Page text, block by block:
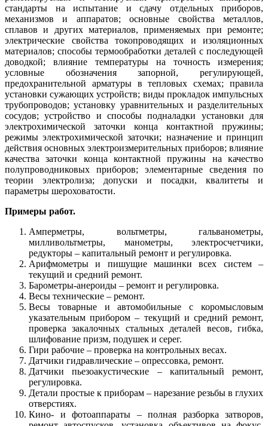
стандарты на испытание и сдачу отдельных приборов,
механизмов и аппаратов; основные свойства металлов,
сплавов и других материалов, применяемых при ремонте;
электрические свойства токопроводящих и изоляционных
материалов; способы термообработки деталей с последующей
доводкой; влияние температуры на точность измерения;
условные обозначения запорной, регулирующей,
предохранительной арматуры в тепловых схемах; правила
установки сужающих устройств; виды прокладок импульсных
трубопроводов; установку уравнительных и разделительных
сосудов; устройство и способы подналадки установки для
электрохимической заточки конца контактной пружины;
режимы электрохимической заточки; назначение и принцип
действия основных электроизмерительных приборов; влияние
качества заточки конца контактной пружины на качество
полупроводниковых приборов; элементарные сведения по
теории электролиза; допуски и посадки, квалитеты и
параметры шероховатости.
Примеры работ.
Амперметры, вольтметры, гальванометры,
милливольтметры, манометры, электросчетчики,
редукторы – капитальный ремонт и регулировка.
Арифмометры и пишущие машинки всех систем –
текущий и средний ремонт.
Барометры-анероиды – ремонт и регулировка.
Весы технические – ремонт.
Весы товарные и автомобильные с коромысловым
указательным прибором – текущий и средний ремонт,
проверка закалочных стальных деталей весов, гибка,
шлифование призм, подушек и серег.
Гири рабочие – проверка на контрольных весах.
Датчики гидравлические – опрессовка, ремонт.
Датчики пьезоакустические – капитальный ремонт,
регулировка.
Детали простые к приборам – нарезание резьбы в глухих
отверстиях.
Кино- и фотоаппараты – полная разборка затворов,